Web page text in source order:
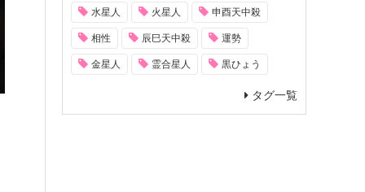
水星人 火星人 申酉天中殺
相性 辰巳天中殺 運勢
金星人 霊合星人 黒ひょう
タグ一覧